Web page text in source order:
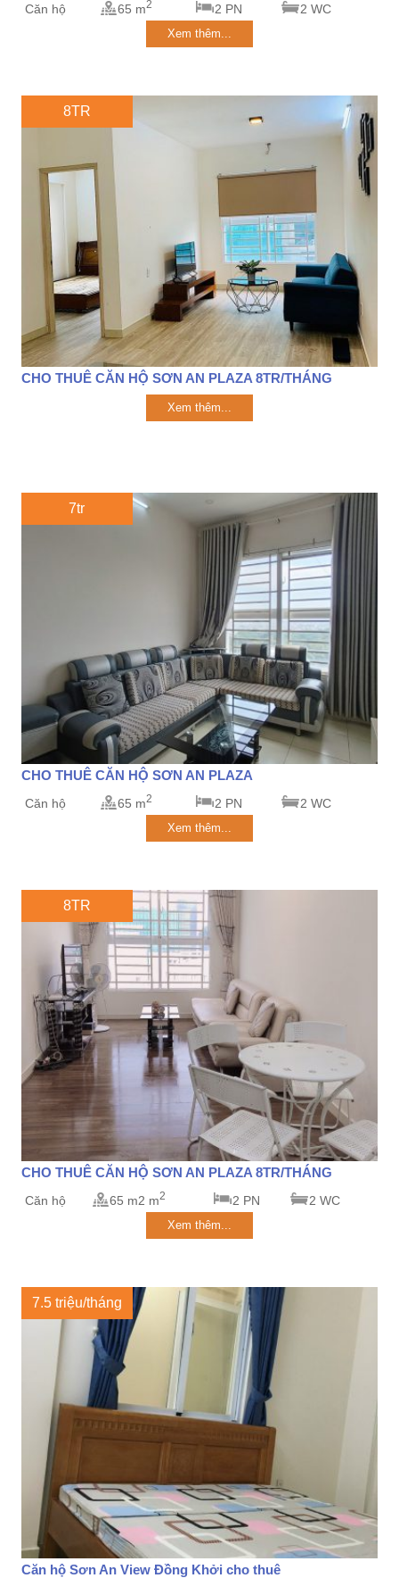
Căn hộ 65 m2 2 PN 2 WC
Xem thêm...
8TR
CHO THUÊ CĂN HỘ SƠN AN PLAZA 8TR/THÁNG
Xem thêm...
7tr
CHO THUÊ CĂN HỘ SƠN AN PLAZA
Căn hộ 65 m2 2 PN 2 WC
Xem thêm...
8TR
CHO THUÊ CĂN HỘ SƠN AN PLAZA 8TR/THÁNG
Căn hộ 65 m2 m2 2 PN 2 WC
Xem thêm...
7.5 triệu/tháng
Căn hộ Sơn An View Đồng Khởi cho thuê